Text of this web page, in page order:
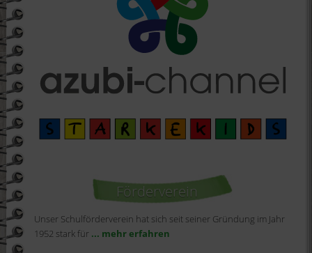
Förderverein
Unser Schulförderverein hat sich seit seiner Gründung im Jahr
1952 stark für ... mehr erfahren